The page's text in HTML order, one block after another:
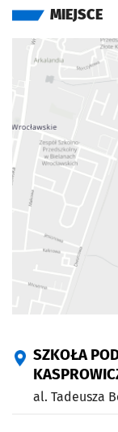
MIEJSCE
SZKOŁA
al. Tadeusza